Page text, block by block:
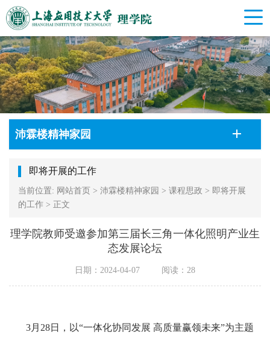
沛霖楼精神家园
即将开展的工作
当前位置: 网站首页 > 沛霖楼精神家园 > 课程思政 > 即将开展
的工作 > 正文
理学院教师受邀参加第三届长三角一体化照明产业生
态发展论坛
日期：2024-04-07 阅读： 28
3月 28日，以“一体化协同发展 高质量赢领未来”为主题